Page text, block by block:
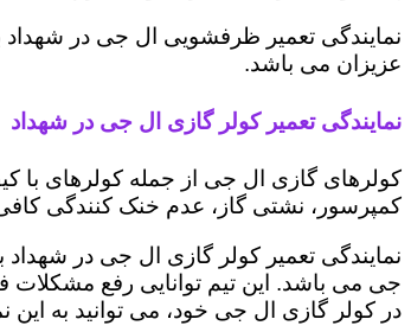
نمایندگی تعمیر ظرفشویی ال جی در شهداد
عزیزان می باشد.
نمایندگی تعمیر کولر گازی ال جی در شهداد
کولرهای گازی ال جی از جمله کولرهای با
کمپرسور، نشتی گاز، عدم خنک کنندگی کافی
نمایندگی تعمیر کولر گازی ال جی در شهداد
جی می باشد. این تیم توانایی رفع مشکلات
در کولر گازی ال جی خود، می توانید به این